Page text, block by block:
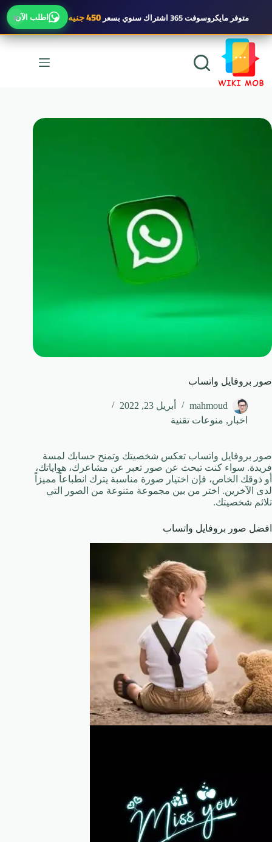
× متوفرمايكروسوفت 365 اشتراك سنوي بسعر450 جنيه اطلب الآن
التجاوز
المحتوى
صور بروفايل واتساب
mahmoud
أبريل 23, 2022
اخبار , منوعات تقنية
صور بروفايل واتساب تعكس شخصيتك وتمنح حسابك لمسة
فريدة. سواء كنت تبحث عن صور تعبر عن مشاعرك، هواياتك،
أو ذوقك الخاص، فإن اختيار صورة مناسبة يترك انطباعاً مميزاً
لدى الآخرين. اختر من بين مجموعة متنوعة من الصور التي
تلائم شخصيتك.
افضل صور بروفايل واتساب